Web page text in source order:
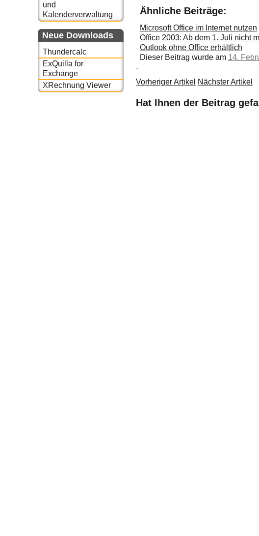
und
Kalenderverwaltung
Neue Downloads
Thundercalc
ExQuilla for
Exchange
XRechnung Viewer
Ähnliche Beiträge:
Microsoft Office im Internet nutzen
Office 2003: Ab dem 1. Juli nicht
Outlook ohne Office erhältlich
Dieser Beitrag wurde am 14.
-
Vorheriger Artikel Nächster Artikel
Hat Ihnen der Beitrag